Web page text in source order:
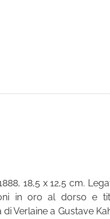
18,5 x 12,5 cm.
in oro al dorso e
Verlaine a Gustave